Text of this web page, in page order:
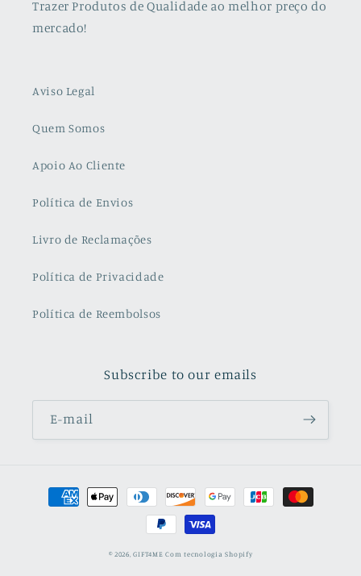
Trazer Produtos de Qualidade ao melhor preço do
mercado!
Aviso Legal
Quem Somos
Apoio Ao Cliente
Política de Envios
Livro de Reclamações
Política de Privacidade
Política de Reembolsos
Subscribe to our emails
E-mail
Métodos
© 2026,GIFT4ME Com tecnologia Shopify